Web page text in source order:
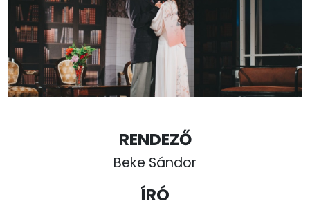
RENDEZŐ
Beke Sándor
ÍRÓ